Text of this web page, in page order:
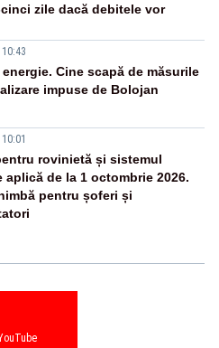
zile dacă debitele vor
Cine scapă de măsurile
impuse de Bolojan
rovinietă și sistemul
aplică de la 1 octombrie 2026.
pentru șoferi și